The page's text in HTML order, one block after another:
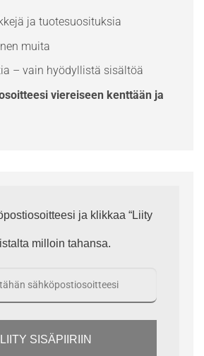
ja tuotesuosituksia
muita
– vain hyödyllistä sisältöä
viereiseen kenttään ja
ja klikkaa “Liity
milloin tahansa.
LIITY SISÄPIIRIIN